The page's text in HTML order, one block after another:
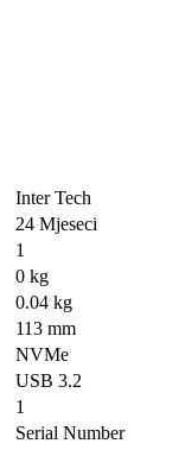
Inter Tech
24 Mjeseci
1
0 kg
0.04 kg
113 mm
NVMe
USB 3.2
1
Serial Number